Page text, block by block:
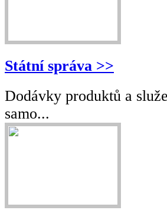
Státní správa >>
Dodávky produktů a
samo...